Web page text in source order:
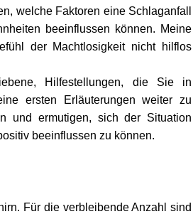
welche Faktoren eine Schlaganfall
beeinflussen können. Meine
der Machtlosigkeit nicht hilflos
Hilfestellungen, die Sie in
ersten Erläuterungen weiter zu
und ermutigen, sich der Situation
beeinflussen zu können.
Für die verbleibende Anzahl sind